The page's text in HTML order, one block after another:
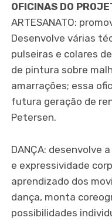
OFICINAS DO
ARTESANATO:
Desenvolve várias
pulseiras e colares
de pintura sobre
amarrações; essa
futura geração de
Petersen.
DANÇA: desenvolve
e expressividade
aprendizado dos
dança, monta
possibilidades